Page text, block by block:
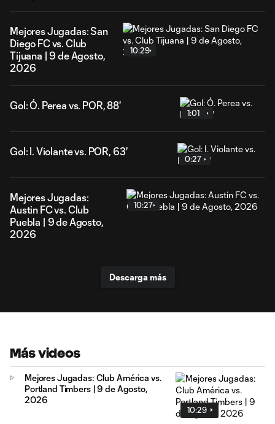
Mejores Jugadas: San
Diego FC vs. Club
Tijuana | 9 de Agosto,
2026
10:29
Gol: Ó. Perea vs. POR, 88'
1:01
Gol: I. Violante vs. POR, 63'
0:27
Mejores Jugadas:
Austin FC vs. Club
Puebla | 9 de Agosto,
2026
10:27
Descarga más
Más videos
10:29
Mejores Jugadas: Club América vs.
Portland Timbers | 9 de Agosto,
2026